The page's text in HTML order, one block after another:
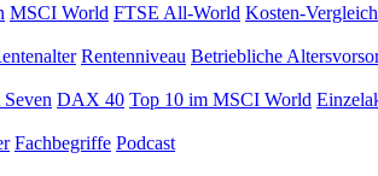
MSCI World FTSE All-World Kosten-Vergleich
Rentenniveau Betriebliche
DAX 40 Top 10 im MSCI World
Fachbegriffe Podcast